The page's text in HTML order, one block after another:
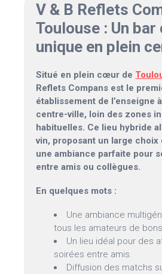
V & B Reflets
Toulouse : Un bar
unique en plein
Situé en plein cœur de
Reflets Compans est le
établissement de l’enseigne
centre-ville, loin des zones
habituelles. Ce lieu hybride
vin, proposant un large choix
une ambiance parfaite pour
entre amis ou collègues.
En quelques mots :
Une ambiance
tous les amateurs de
Un lieu idéal pour des
soirées entre amis.
Diffusion des matchs